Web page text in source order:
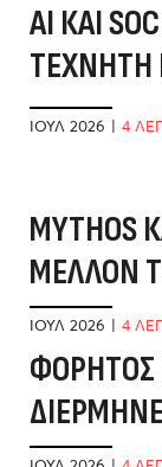
AI ΚΑΙ
ΑΛΛΆΖΕΙ
ΙΟΎΛ 2026 | 4
MYTHOS
ΜΈΛΛΟΝ
ΙΟΎΛ 2026 | 4
ΦΟΡΗΤΌΣ